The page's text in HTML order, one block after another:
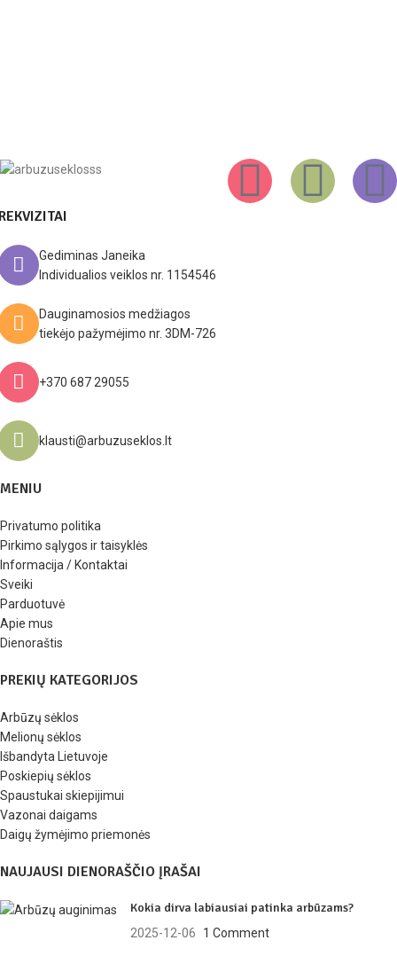
Gediminas Janeika
Individualios veiklos nr. 1154546
Dauginamosios medžiagos
tiekėjo pažymėjimo nr. 3DM-726
+370 687 29055
klausti@arbuzuseklos.lt
MENIU
Privatumo politika
Pirkimo sąlygos ir taisyklės
Informacija / Kontaktai
Sveiki
Parduotuvė
Apie mus
Dienoraštis
PREKIŲ KATEGORIJOS
Arbūzų sėklos
Melionų sėklos
Išbandyta Lietuvoje
Poskiepių sėklos
Spaustukai skiepijimui
Vazonai daigams
Daigų žymėjimo priemonės
NAUJAUSI DIENORAŠČIO ĮRAŠAI
Kokia dirva labiausiai patinka arbūzams?
2025-12-06 1 Comment